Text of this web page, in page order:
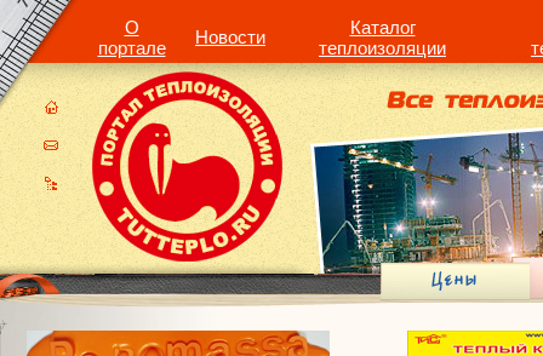
О
портале
Новости
Каталог
теплоизоляции